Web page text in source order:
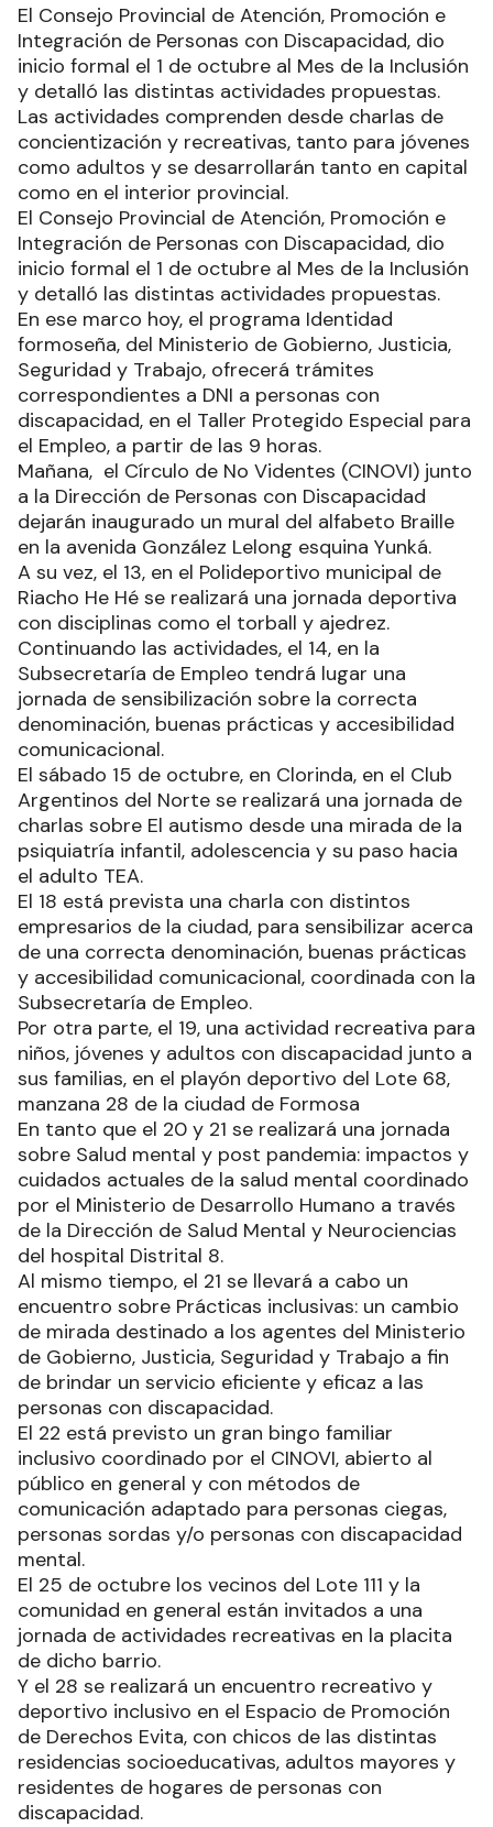
El Consejo Provincial de Atención, Promoción e
Integración de Personas con Discapacidad, dio
inicio formal el 1 de octubre al Mes de la Inclusión
y detalló las distintas actividades propuestas.
Las actividades comprenden desde charlas de
concientización y recreativas, tanto para jóvenes
como adultos y se desarrollarán tanto en capital
como en el interior provincial.
El Consejo Provincial de Atención, Promoción e
Integración de Personas con Discapacidad, dio
inicio formal el 1 de octubre al Mes de la Inclusión
y detalló las distintas actividades propuestas.
En ese marco hoy, el programa Identidad
formoseña, del Ministerio de Gobierno, Justicia,
Seguridad y Trabajo, ofrecerá trámites
correspondientes a DNI a personas con
discapacidad, en el Taller Protegido Especial para
el Empleo, a partir de las 9 horas.
Mañana, el Círculo de No Videntes (CINOVI) junto
a la Dirección de Personas con Discapacidad
dejarán inaugurado un mural del alfabeto Braille
en la avenida González Lelong esquina Yunká.
A su vez, el 13, en el Polideportivo municipal de
Riacho He Hé se realizará una jornada deportiva
con disciplinas como el torball y ajedrez.
Continuando las actividades, el 14, en la
Subsecretaría de Empleo tendrá lugar una
jornada de sensibilización sobre la correcta
denominación, buenas prácticas y accesibilidad
comunicacional.
El sábado 15 de octubre, en Clorinda, en el Club
Argentinos del Norte se realizará una jornada de
charlas sobre El autismo desde una mirada de la
psiquiatría infantil, adolescencia y su paso hacia
el adulto TEA.
El 18 está prevista una charla con distintos
empresarios de la ciudad, para sensibilizar acerca
de una correcta denominación, buenas prácticas
y accesibilidad comunicacional, coordinada con la
Subsecretaría de Empleo.
Por otra parte, el 19, una actividad recreativa para
niños, jóvenes y adultos con discapacidad junto a
sus familias, en el playón deportivo del Lote 68,
manzana 28 de la ciudad de Formosa
En tanto que el 20 y 21 se realizará una jornada
sobre Salud mental y post pandemia: impactos y
cuidados actuales de la salud mental coordinado
por el Ministerio de Desarrollo Humano a través
de la Dirección de Salud Mental y Neurociencias
del hospital Distrital 8.
Al mismo tiempo, el 21 se llevará a cabo un
encuentro sobre Prácticas inclusivas: un cambio
de mirada destinado a los agentes del Ministerio
de Gobierno, Justicia, Seguridad y Trabajo a fin
de brindar un servicio eficiente y eficaz a las
personas con discapacidad.
El 22 está previsto un gran bingo familiar
inclusivo coordinado por el CINOVI, abierto al
público en general y con métodos de
comunicación adaptado para personas ciegas,
personas sordas y/o personas con discapacidad
mental.
El 25 de octubre los vecinos del Lote 111 y la
comunidad en general están invitados a una
jornada de actividades recreativas en la placita
de dicho barrio.
Y el 28 se realizará un encuentro recreativo y
deportivo inclusivo en el Espacio de Promoción
de Derechos Evita, con chicos de las distintas
residencias socioeducativas, adultos mayores y
residentes de hogares de personas con
discapacidad.